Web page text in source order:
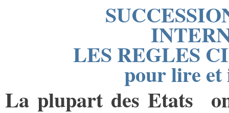
LES REGLES
pour lire
La plupart des Etats